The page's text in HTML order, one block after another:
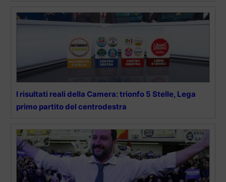
I risultati reali della Camera: trionfo 5 Stelle, Lega
primo partito del centrodestra